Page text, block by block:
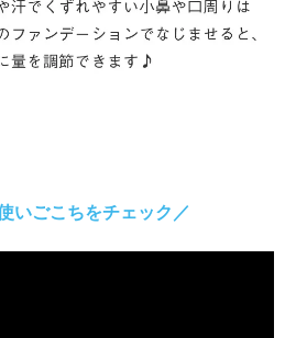
いごこちをチェック／